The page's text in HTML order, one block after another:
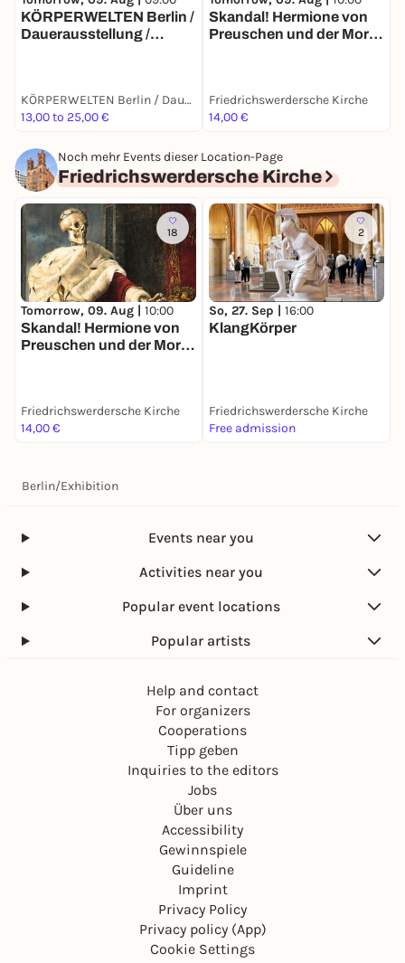
KÖRPERWELTEN Berlin /
Dauerausstellung /
KÖRPERWELTEN Berlin / Dauerausstellung / Täglich von 9 bis 19 Uhr geöffnet
13,00 to 25,00 €
Skandal! Hermione von
Preuschen und der Mors
Friedrichswerdersche Kirche
14,00 €
Noch mehr Events dieser Location-Page
Friedrichswerdersche Kirche
18
Tomorrow, 09. Aug | 10:00
Skandal! Hermione von
Preuschen und der Mors
Friedrichswerdersche Kirche
14,00 €
2
So, 27. Sep | 16:00
KlangKörper
Friedrichswerdersche Kirche
Free admission
Berlin/Exhibition
Events near you
Activities near you
Popular event locations
Popular artists
Help and contact
For organizers
Cooperations
Tipp geben
Inquiries to the editors
Jobs
Über uns
Accessibility
Gewinnspiele
Guideline
Imprint
Privacy Policy
Privacy policy (App)
Cookie Settings